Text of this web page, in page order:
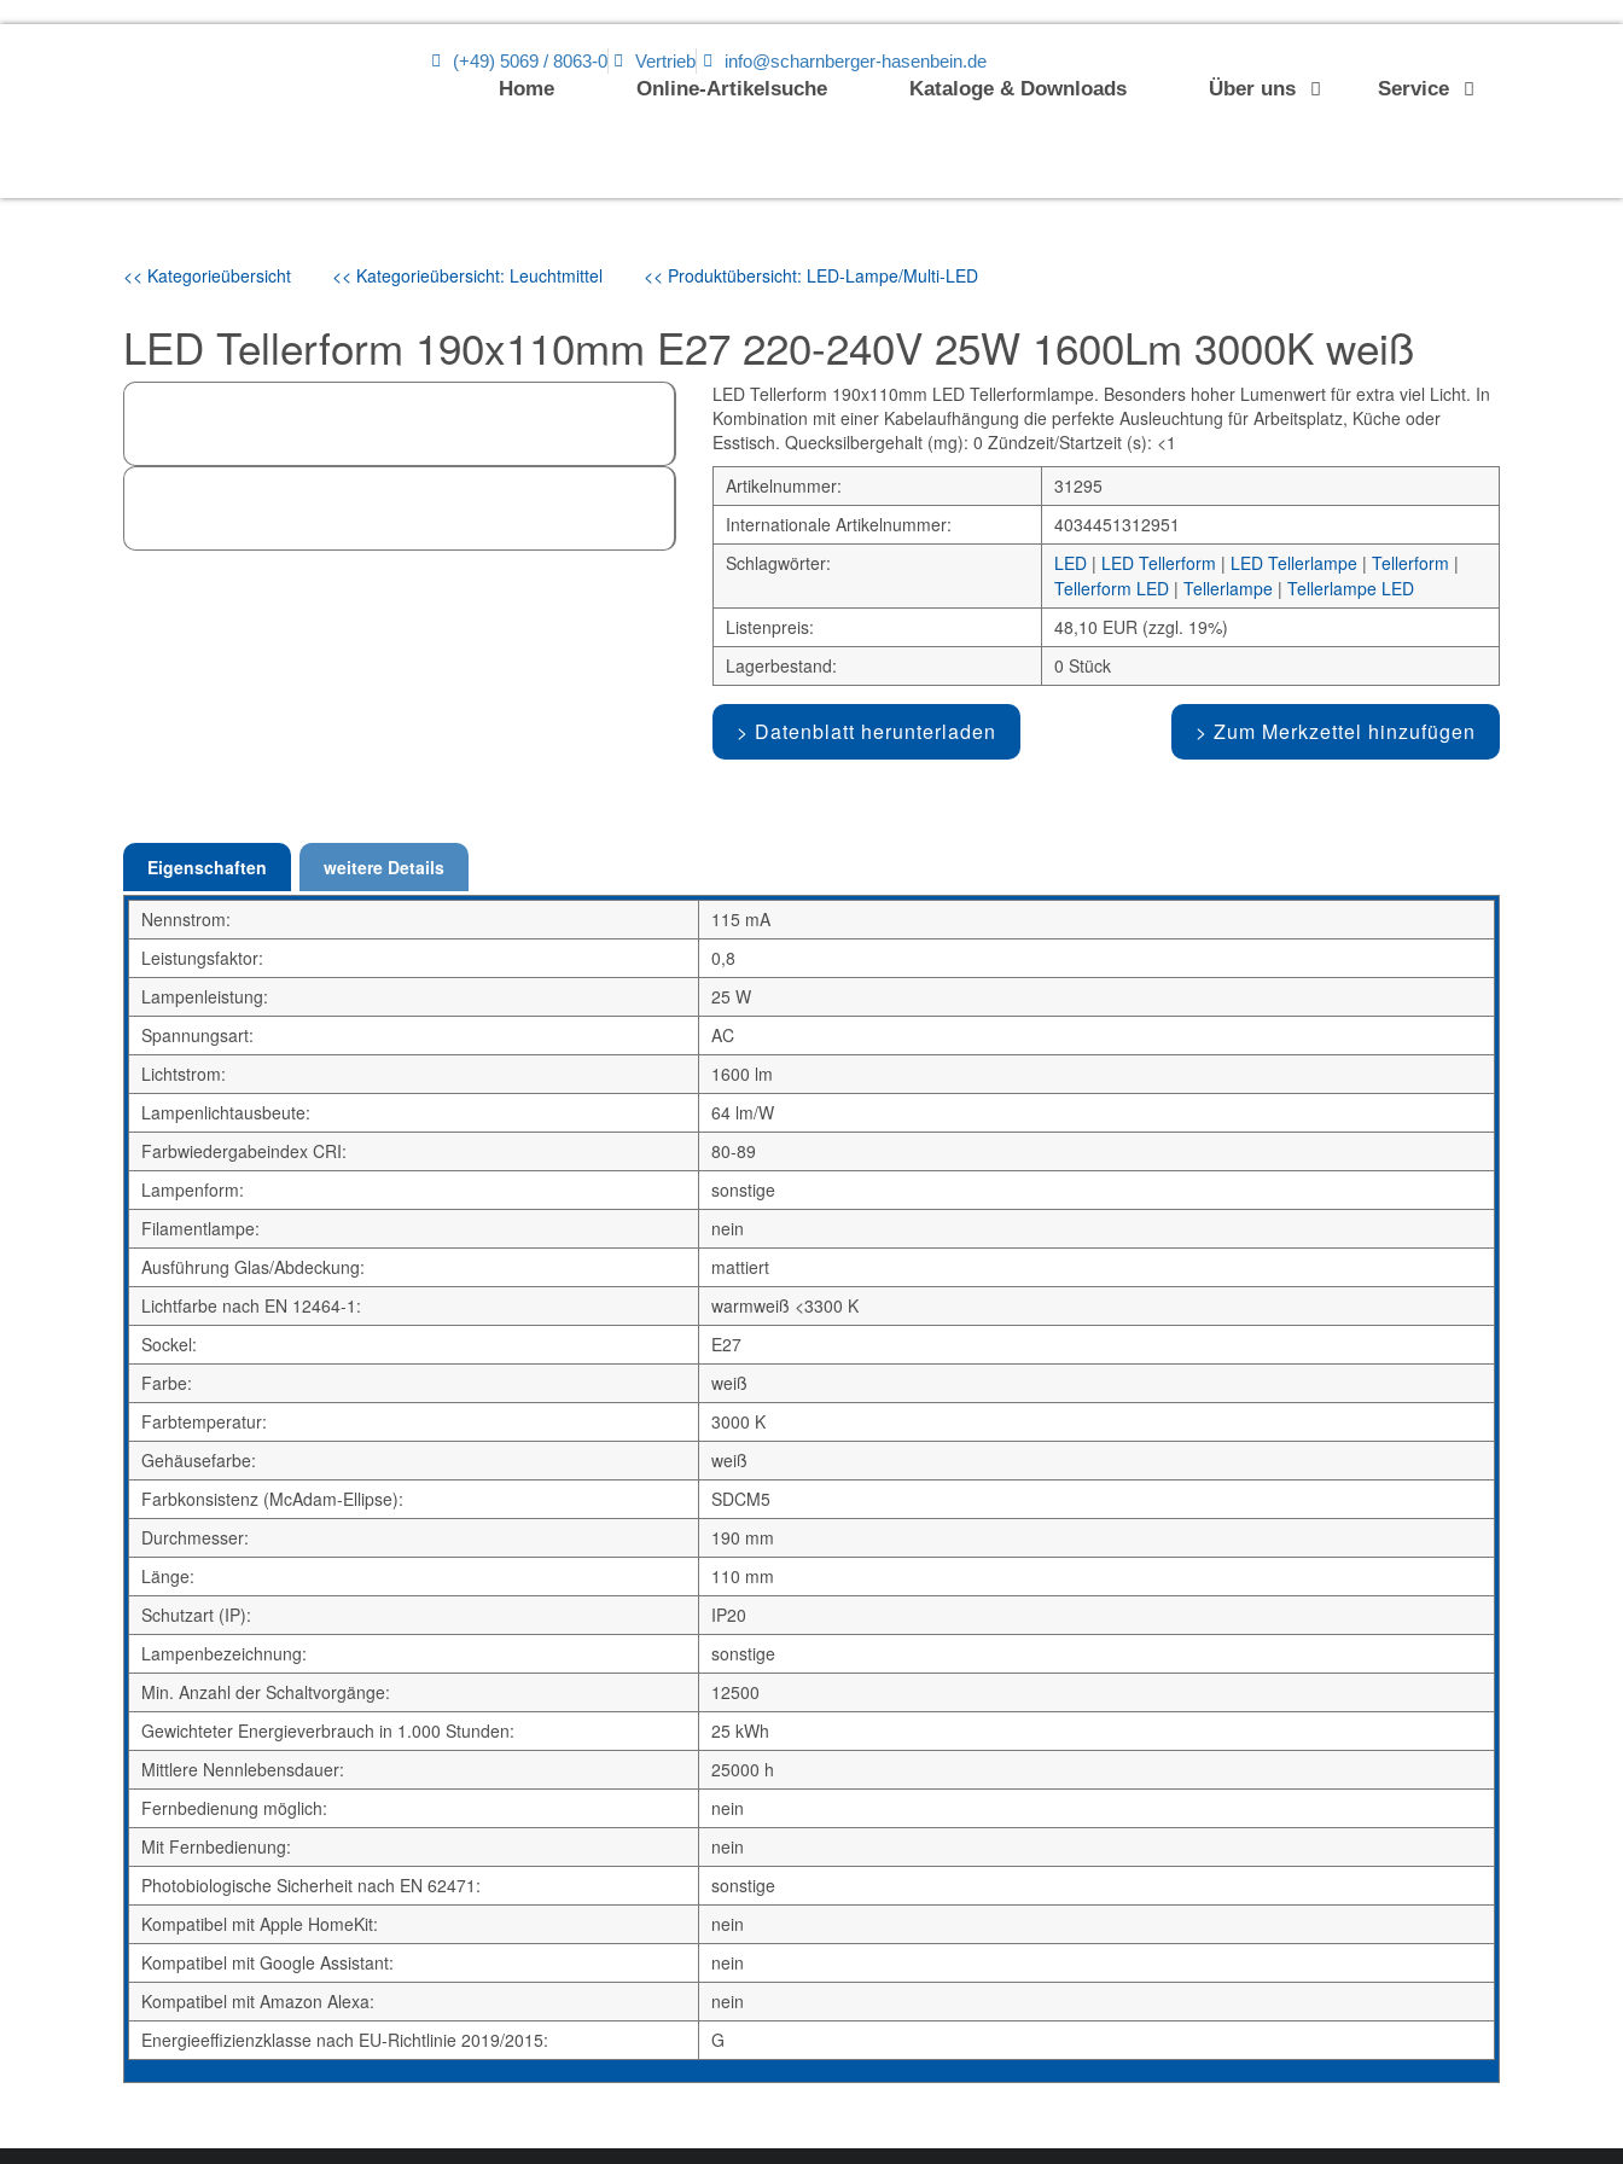
(+49) 5069 / 8063-0 Vertrieb info@scharnberger-hasenbein.de
Home Online-Artikelsuche Kataloge & Downloads Über uns Service
<< Kategorieübersicht << Kategorieübersicht: Leuchtmittel << Produktübersicht: LED-Lampe/Multi-LED
LED Tellerform 190x110mm E27 220-240V 25W 1600Lm 3000K weiß
LED Tellerform 190x110mm LED Tellerformlampe. Besonders hoher Lumenwert für extra viel Licht. In
Kombination mit einer Kabelaufhängung die perfekte Ausleuchtung für Arbeitsplatz, Küche oder
Esstisch. Quecksilbergehalt (mg): 0 Zündzeit/Startzeit (s): <1
Artikelnummer:
31295
Internationale Artikelnummer:
4034451312951
Schlagwörter:
LED| LED Tellerform | LED Tellerlampe| Tellerform |
Tellerform LED| Tellerlampe| Tellerlampe LED
Listenpreis:
48,10 EUR (zzgl. 19%)
Lagerbestand:
0 Stück
Datenblatt herunterladen Zum Merkzettel hinzufügen
Eigenschaften weitere Details
Nennstrom:
115 mA
Leistungsfaktor:
0,8
Lampenleistung:
25 W
Spannungsart:
AC
Lichtstrom:
1600 lm
Lampenlichtausbeute:
64 lm/W
Farbwiedergabeindex CRI:
80-89
Lampenform:
sonstige
Filamentlampe:
nein
Ausführung Glas/Abdeckung:
mattiert
Lichtfarbe nach EN 12464-1:
warmweiß <3300 K
Sockel:
E27
Farbe:
weiß
Farbtemperatur:
3000 K
Gehäusefarbe:
weiß
Farbkonsistenz (McAdam-Ellipse):
SDCM5
Durchmesser:
190 mm
Länge:
110 mm
Schutzart (IP):
IP20
Lampenbezeichnung:
sonstige
Min. Anzahl der Schaltvorgänge:
12500
Gewichteter Energieverbrauch in 1.000 Stunden:
25 kWh
Mittlere Nennlebensdauer:
25000 h
Fernbedienung möglich:
nein
Mit Fernbedienung:
nein
Photobiologische Sicherheit nach EN 62471:
sonstige
Kompatibel mit Apple HomeKit:
nein
Kompatibel mit Google Assistant:
nein
Kompatibel mit Amazon Alexa:
nein
Energieeffizienzklasse nach EU-Richtlinie 2019/2015:
G